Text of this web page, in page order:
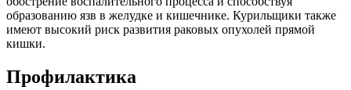
образованию язв в желудке и кишечнике. Курильщики также
имеют высокий риск развития раковых опухолей прямой
кишки.
Профилактика